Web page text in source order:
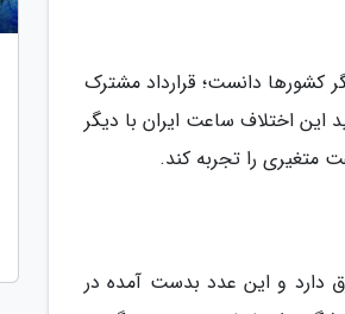
کشورها دانست؛ قرارداد مشترک
این اختلاف ساعت ایران با دیگر
متغیری را تجربه کند.
2:30 ساعت با ساعت ایران فرق دارد و این عدد بدست آمده در